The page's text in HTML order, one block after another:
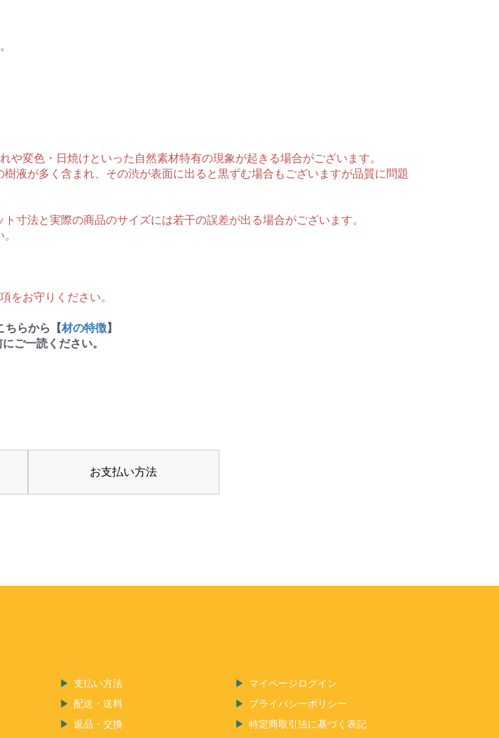
変色・日焼けといった自然素材特有の現象が起きる場合がございます。
液が多く含まれ、その渋が表面に出ると黒ずむ場合もございますが品質に問題
寸法と実際の商品のサイズには若干の誤差が出る場合がございます。
をお守りください。
ちらから【材の特徴】
ご一読ください。
お支払い方法
支払い方法
マイページログイン
配送・送料
プライバシーポリシー
返品・交換
特定商取引法に基づく表記